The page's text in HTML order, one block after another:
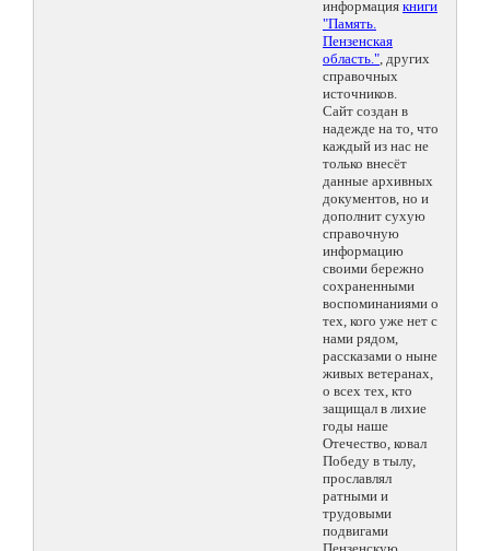
информация книги
"Память.
Пензенская
область.", других
справочных
источников.
Сайт создан в
надежде на то, что
каждый из нас не
только внесёт
данные архивных
документов, но и
дополнит сухую
справочную
информацию
своими бережно
сохраненными
воспоминаниями о
тех, кого уже нет с
нами рядом,
рассказами о ныне
живых ветеранах,
о всех тех, кто
защищал в лихие
годы наше
Отечество, ковал
Победу в тылу,
прославлял
ратными и
трудовыми
подвигами